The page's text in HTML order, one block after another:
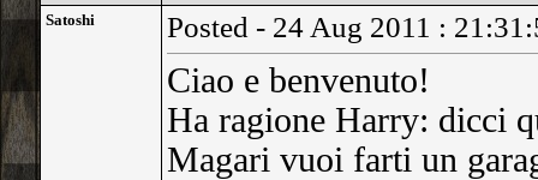
Satoshi Posted - 24 Aug 2011 :
Ciao e benvenuto!
Ha ragione Harry: dicci
Magari vuoi farti un